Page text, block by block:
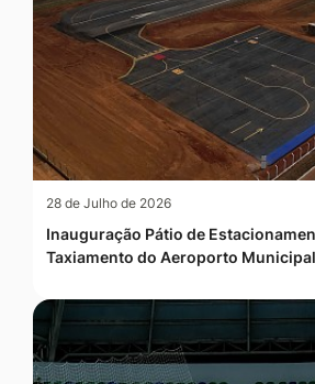
28 de Julho de 2026
Inauguração Pátio de
Taxiamento do Aeroporto Municipal